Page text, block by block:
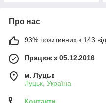
Про нас
93% позитивних з 143
Працює з 05.12.2016
м. Луцьк
Луцьк, Україна
Контакти